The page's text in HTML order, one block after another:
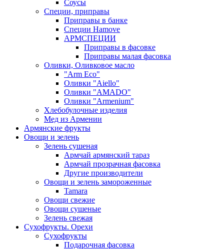
Соусы
Специи, приправы
Приправы в банке
Специи Hamove
АРМСПЕЦИИ
Приправы в фасовке
Приправы малая фасовка
Оливки, Оливковое масло
"Arm Eco"
Оливки "Aiello"
Оливки "AMADO"
Оливки "Armenium"
Хлебобулочные изделия
Мед из Армении
Армянские фрукты
Овощи и зелень
Зелень сушеная
Армчай армянский тараз
Армчай прозрачная фасовка
Другие производители
Овощи и зелень замороженные
Tamara
Овощи свежие
Овощи сушеные
Зелень свежая
Сухофрукты. Орехи
Сухофрукты
Подарочная фасовка